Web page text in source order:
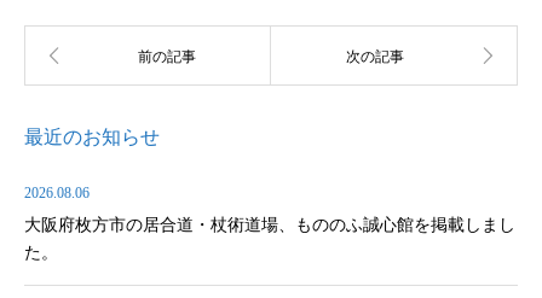
最近のお知らせ
2026.08.06
大阪府枚方市の居合道・杖術道場、もののふ誠心館を掲載しまし
た。